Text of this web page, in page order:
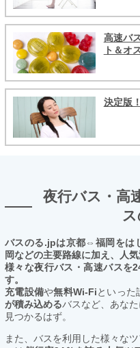
高速バ
ト＆オ
決定版
夜行バス・高
バスのる.jpは京都⇔福岡をは
岡などの主要路線に加え、人
様々な夜行バス・高速バスを
す。
充電設備や無料Wi-Fiといった
が積み込めるバスなど、あな
見つかるはず。
また、バスを利用した様々な